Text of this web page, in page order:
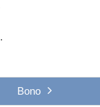
Bono